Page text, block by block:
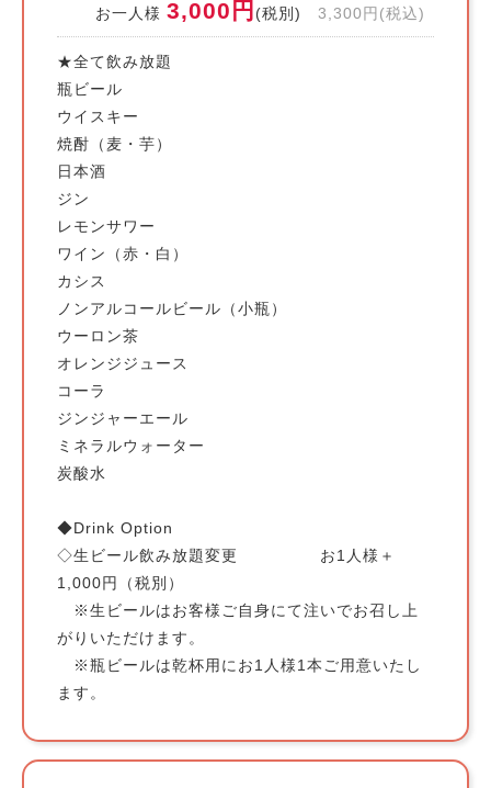
お一人様 3,000円 (税別) 3,300円(税込)
★全て飲み放題
瓶ビール
ウイスキー
焼酎（麦・芋）
日本酒
ジン
レモンサワー
ワイン（赤・白）
カシス
ノンアルコールビール（小瓶）
ウーロン茶
オレンジジュース
コーラ
ジンジャーエール
ミネラルウォーター
炭酸水
◆Drink Option
◇生ビール飲み放題変更 お1人様＋
1,000円（税別）
※生ビールはお客様ご自身にて注いでお召し上
がりいただけます。
※瓶ビールは乾杯用にお1人様1本ご用意いたし
ます。